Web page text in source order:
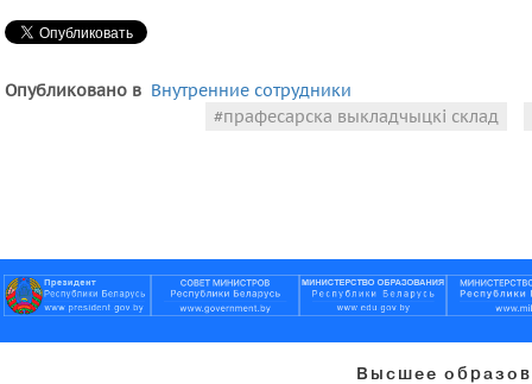
Опубликовано в Внутренние сотрудники
прафесарска выкладчыцкі склад
Высшее